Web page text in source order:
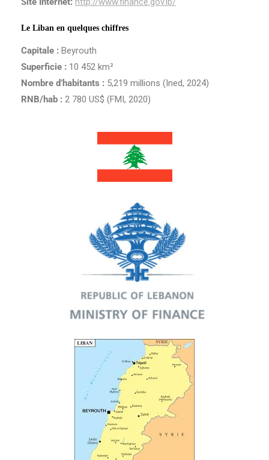
Le Liban en quelques chiffres
Capitale : Beyrouth
Superficie : 10 452 km²
Nombre d’habitants : 5,219 millions (Ined, 2024)
RNB/hab : 2 780 US$ (FMI, 2020)